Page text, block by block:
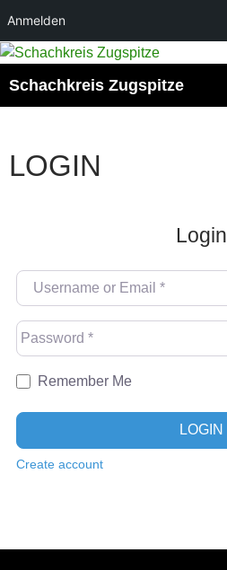
Anmelden
Schachkreis Zugspitze
LOGIN
Login
Username or Email
Password*
Remember Me
LOGIN
Create account